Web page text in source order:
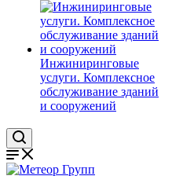
Инжиниринговые
услуги. Комплексное
обслуживание зданий
и сооружений